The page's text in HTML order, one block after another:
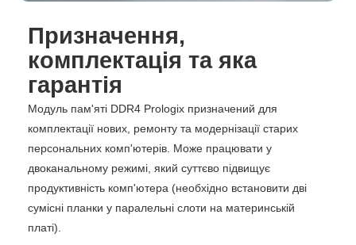
Призначення,
комплектація та яка
гарантія
Модуль пам'яті DDR4 Prologix призначений для
комплектації нових, ремонту та модернізації старих
персональних комп'ютерів. Може працювати у
двоканальному режимі, який суттєво підвищує
продуктивність комп'ютера (необхідно встановити дві
сумісні планки у паралельні слоти на материнській
платі).